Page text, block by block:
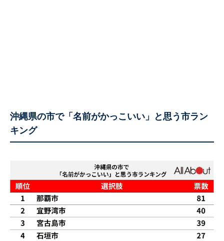
沖縄県の市で「名前がかっこいい」と思う市ラン
キング